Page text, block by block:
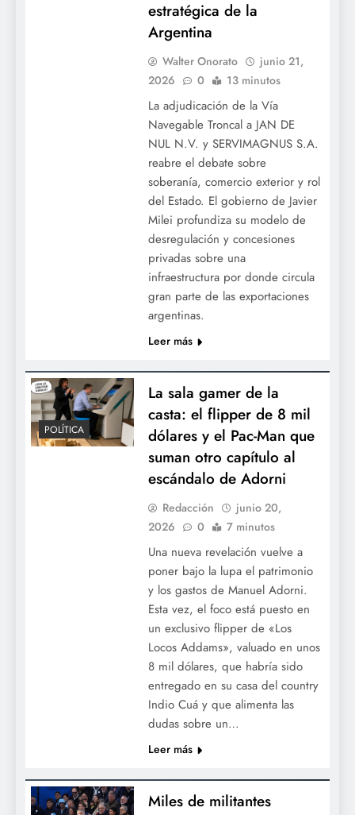
estratégica de la
Argentina
Walter Onorato
junio 21,
2026
0 13 minutos
La adjudicación de la Vía
Navegable Troncal a JAN DE
NUL N.V. y SERVIMAGNUS S.A.
reabre el debate sobre
soberanía, comercio exterior y rol
del Estado. El gobierno de Javier
Milei profundiza su modelo de
desregulación y concesiones
privadas sobre una
infraestructura por donde circula
gran parte de las exportaciones
argentinas.
Leer más
POLÍTICA
La sala gamer de la
casta: el flipper de 8 mil
dólares y el Pac-Man que
suman otro capítulo al
escándalo de Adorni
Redacción
junio 20,
2026
0 7 minutos
Una nueva revelación vuelve a
poner bajo la lupa el patrimonio
y los gastos de Manuel Adorni.
Esta vez, el foco está puesto en
un exclusivo flipper de «Los
Locos Addams», valuado en unos
8 mil dólares, que habría sido
entregado en su casa del country
Indio Cuá y que alimenta las
dudas sobre un…
Leer más
Miles de militantes